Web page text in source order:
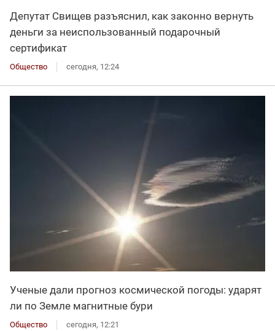
Депутат Свищев разъяснил, как законно вернуть
деньги за неиспользованный подарочный
сертификат
Общество сегодня, 12:24
Ученые дали прогноз космической погоды: ударят
ли по Земле магнитные бури
Общество сегодня, 12:21